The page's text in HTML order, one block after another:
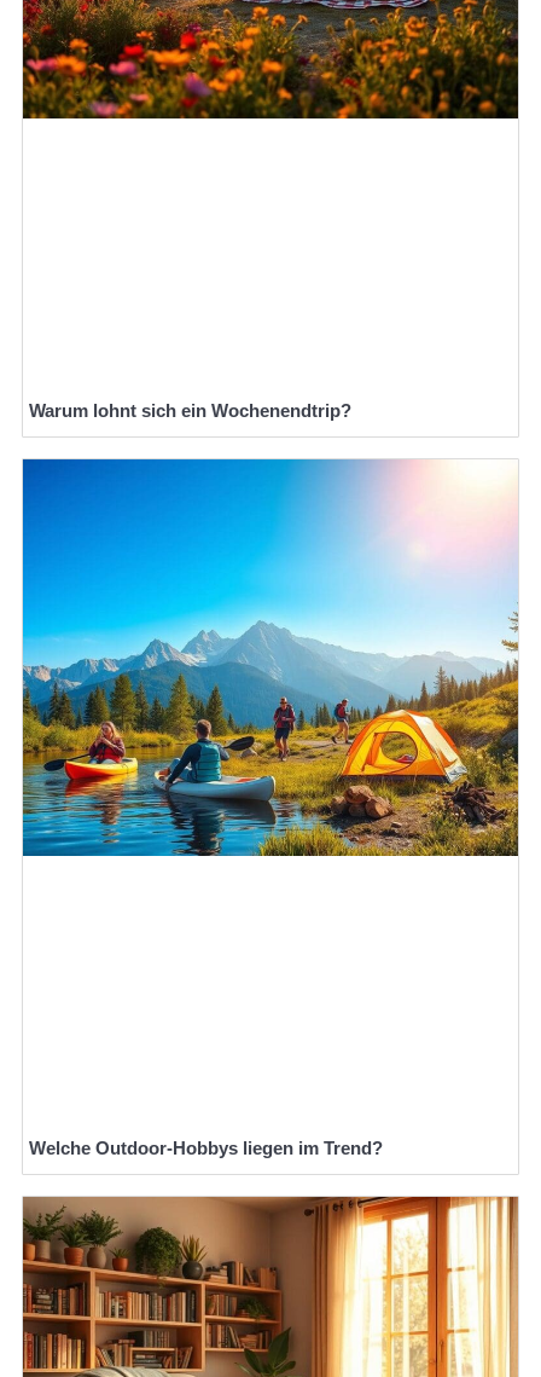
Warum lohnt sich ein Wochenendtrip?
Welche Outdoor-Hobbys liegen im Trend?